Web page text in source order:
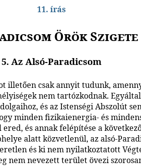
11. írás
Örök Szigete
5. Az Alsó-Paradicsom
illetően csak annyit tudunk,
nem tartózkodnak.
és az Istenségi Abszolút
minden fizikaienergia- és
és annak felépítése a
alatt közvetlenül, az alsó-
és ki nem nyilatkoztatott
nem nevezett terület övezi